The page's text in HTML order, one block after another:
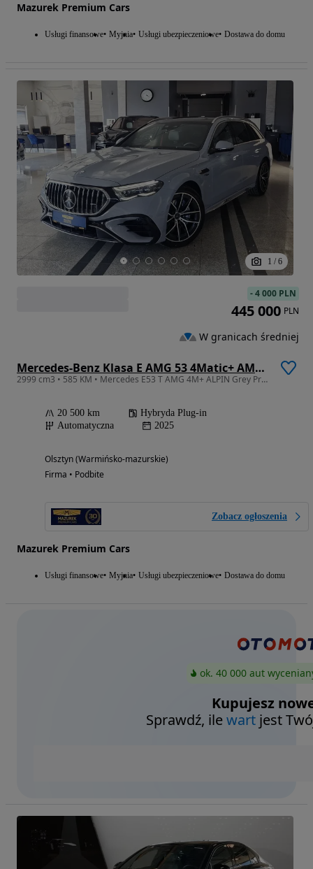
Mazurek Premium Cars
Usługi finansowe Myjnia Usługi ubezpieczeniowe Dostawa do domu
1 / 6
Mercedes-Benz Klasa E AMG 53 4Matic+ AMG SPEEDSHIFT TCT 9G
2999 cm3 • 585 KM • Mercedes E53 T AMG 4M+ ALPIN Grey Premium Plus, Superscreen, Gwarancja
20 500 km
Hybryda Plug-in
Automatyczna
2025
Olsztyn (Warmińsko-mazurskie)
Firma • Podbite
Zobacz ogłoszenia
Mazurek Premium Cars
Usługi finansowe Myjnia Usługi ubezpieczeniowe Dostawa do domu
-4 000 PLN
445 000 PLN
W granicach średniej
ok. 40 000 aut
Kupujesz
Sprawdź, ilewart jest